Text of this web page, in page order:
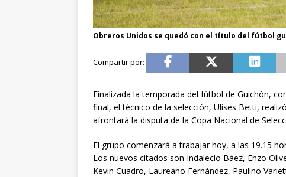
Obreros Unidos se quedó con el título del fútbol
Finalizada la temporada del fútbol de Guichón,
final, el técnico de la selección, Ulises Betti,
afrontará la disputa de la Copa Nacional de
El grupo comenzará a trabajar hoy, a las 19.15
Los nuevos citados son Indalecio Báez, Enzo
Kevin Cuadro, Laureano Fernández, Paulino